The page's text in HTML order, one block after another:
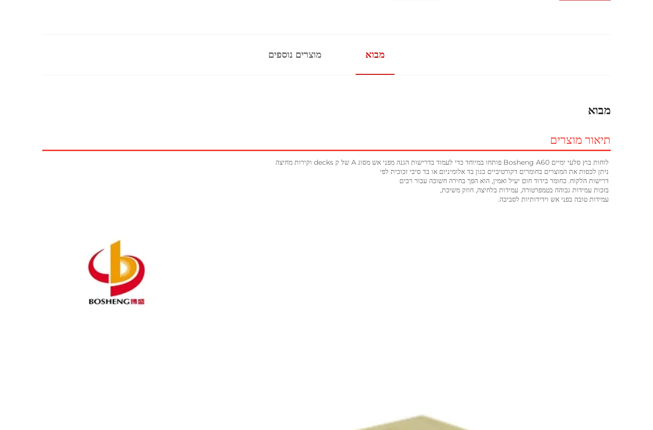
מבוא מוצרים נוספים
מבוא
תיאור מוצרים
לוחות בוץ סלעי ימיים Bosheng A60 פותחו במיוחד כדי לעמוד בדרישות הגנה מפני אש מסוג A של ק decks וקירות מחיצה
ניתן לכסות את המוצרים בחומרים דקורטיביים כגון בד אלומיניום או בד סיבי זכוכית לפי
דרישות הלקוח. כחומר בידוד חום יעיל ואמין, הוא הפך בחירה חשובה עבור רבים
בזכות עמידות גבוהה בטמפרטורה, עמידות בלחיצה, חוזק משיכת,
עמידות טובה בפני אש וידידותיות לסביבה.